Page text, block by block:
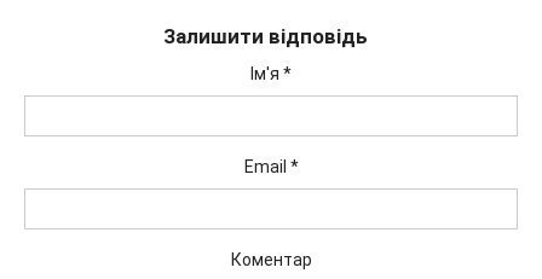
Залишити відповідь
Ім'я *
Email *
Коментар